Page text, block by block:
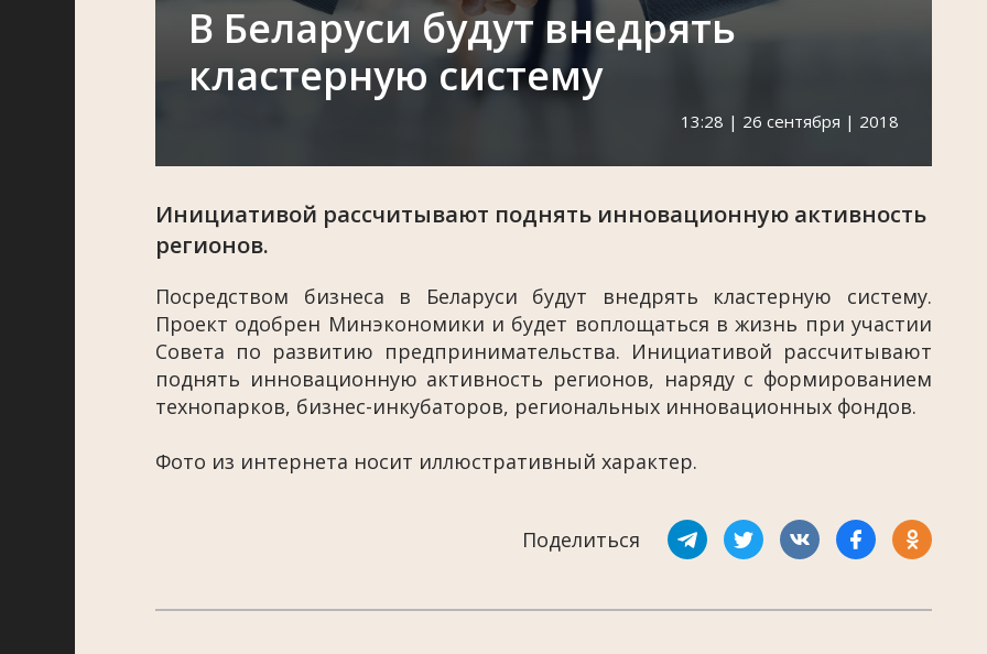
В Беларуси будут внедрять
кластерную систему
13:28 | 26 сентября | 2018
Инициативой рассчитывают поднять инновационную активность
регионов.
Посредством бизнеса в Беларуси будут внедрять кластерную систему.
Проект одобрен Минэкономики и будет воплощаться в жизнь при участии
Совета по развитию предпринимательства. Инициативой рассчитывают
поднять инновационную активность регионов, наряду с формированием
технопарков, бизнес-инкубаторов, региональных инновационных фондов.
Фото из интернета носит иллюстративный характер.
Поделиться